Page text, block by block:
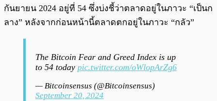
กันยายน 2024 อยู่ที่ 54 ซึ่งบ่งชี้ว่าตลาดอยู่ในภาวะ “เป็นก
ลาง” หลังจากก่อนหน้านี้ตลาดตกอยู่ในภาวะ “กลัว”
The Bitcoin Fear and Greed Index is up
to 54 today pic.twitter.com/oWlopArZg6
— Bitcoinsensus (@Bitcoinsensus)
September 20, 2024